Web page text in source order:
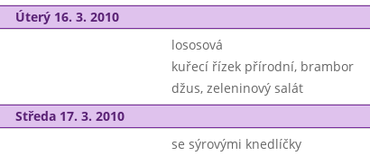
Úterý 16. 3. 2010
lososová
kuřecí řízek přírodní, brambor
džus, zeleninový salát
Středa 17. 3. 2010
se sýrovými knedlíčky